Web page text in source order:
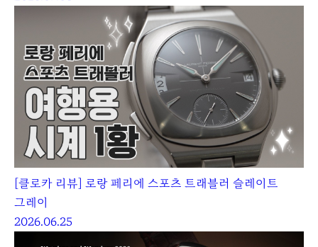
[클로카 리뷰] 로랑 페리에 스포츠 트래블러 슬레이트
그레이
2026.06.25